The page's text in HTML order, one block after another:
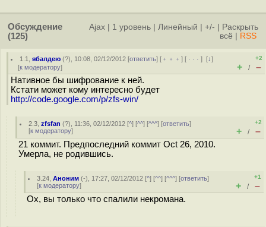
Обсуждение
(125)
Ajax 1 уровень Линейный +/-
Раскрыть
всё
RSS
1.1 ,ябалдею (?), 10:08, 02/12/2012 [ответить] [ ﹢﹢﹢] [ · · ·][↓]
[к модератору]
+2
+ / –
Нативное бы шифрование к ней.
Кстати может кому интересно будет
http://code.google.com/p/zfs-win/
2.3 ,zfsfan (?), 11:36, 02/12/2012 [^] [^^] [^^^] [ответить]
[к модератору]
+2
+ / –
21 коммит. Предпоследний коммит Oct 26, 2010.
Умерла, не родившись.
3.24 ,Аноним (-), 17:27, 02/12/2012 [^] [^^] [^^^] [ответить]
[к модератору]
+1
+ / –
Ох, вы только что спалили некромана.